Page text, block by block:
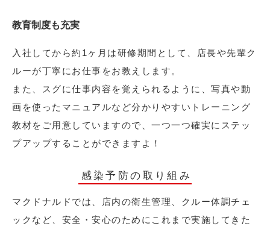
教育制度も充実
入社してから約1ヶ月は研修期間として、店長や先輩ク
ルーが丁寧にお仕事をお教えします。
また、スグに仕事内容を覚えられるように、写真や動
画を使ったマニュアルなど分かりやすいトレーニング
教材をご用意していますので、一つ一つ確実にステッ
プアップすることができますよ！
感染予防の取り組み
マクドナルドでは、店内の衛生管理、クルー体調チェ
ックなど、安全・安心のためにこれまで実施してきた